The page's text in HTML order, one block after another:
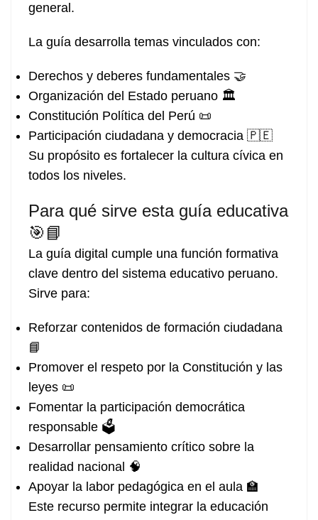
general.
La guía desarrolla temas vinculados con:
Derechos y deberes fundamentales 🤝
Organización del Estado peruano 🏛️
Constitución Política del Perú 📜
Participación ciudadana y democracia 🇵🇪
Su propósito es fortalecer la cultura cívica en
todos los niveles.
Para qué sirve esta guía educativa
🎯📘
La guía digital cumple una función formativa
clave dentro del sistema educativo peruano.
Sirve para:
Reforzar contenidos de formación ciudadana
📘
Promover el respeto por la Constitución y las
leyes 📜
Fomentar la participación democrática
responsable 🗳️
Desarrollar pensamiento crítico sobre la
realidad nacional 🧠
Apoyar la labor pedagógica en el aula 🏫
Este recurso permite integrar la educación